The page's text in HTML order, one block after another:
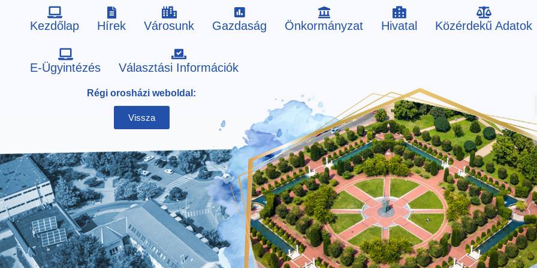
Kezdőlap Hírek Városunk Gazdaság Önkormányzat Hivatal Közérdekű Adatok
E-Ügyintézés Választási Információk
Régi orosházi weboldal:
Vissza